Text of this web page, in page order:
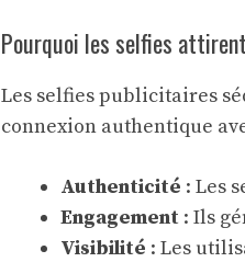
Pourquoi les selfies
Les selfies publicitaires
connexion authentique
Authenticité : Les
Engagement : Ils
Visibilité : Les